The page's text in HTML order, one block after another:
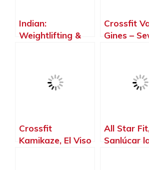
Indian:
Weightlifting &
Crossfit
Gines –
Crossfit
Kamikaze, El Viso
All Star
Sanlúcar